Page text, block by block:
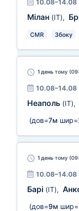
10.08–14.08
Мілан (IT),
CMR Збоку
1 день тому
10.08–14.08
Неаполь (IT),
(дов=7м шир=
1 день тому
10.08–14.08
Барі (IT),
(дов=9м шир=